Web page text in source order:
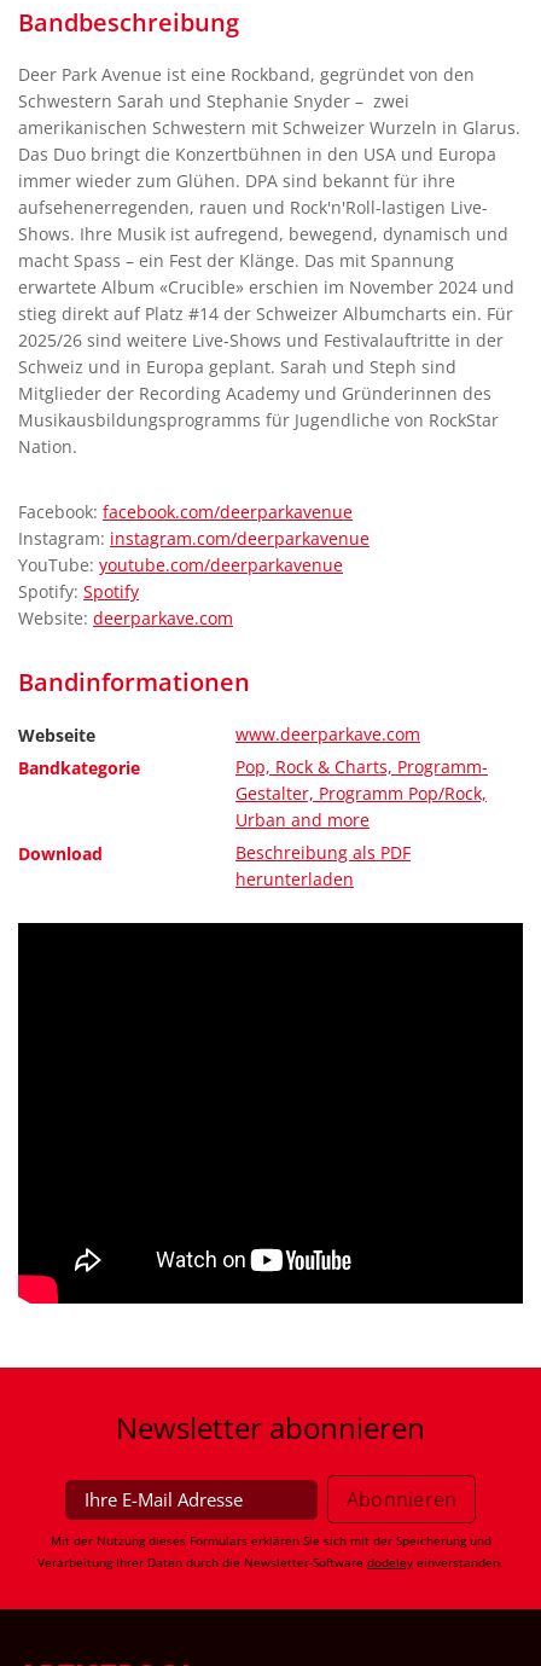
Bandbeschreibung
Deer Park Avenue ist eine Rockband, gegründet von den
Schwestern Sarah und Stephanie Snyder – zwei
amerikanischen Schwestern mit Schweizer Wurzeln in Glarus.
Das Duo bringt die Konzertbühnen in den USA und Europa
immer wieder zum Glühen. DPA sind bekannt für ihre
aufsehenerregenden, rauen und Rock'n'Roll-lastigen Live-
Shows. Ihre Musik ist aufregend, bewegend, dynamisch und
macht Spass – ein Fest der Klänge. Das mit Spannung
erwartete Album «Crucible» erschien im November 2024 und
stieg direkt auf Platz #14 der Schweizer Albumcharts ein. Für
2025/26 sind weitere Live-Shows und Festivalauftritte in der
Schweiz und in Europa geplant. Sarah und Steph sind
Mitglieder der Recording Academy und Gründerinnen des
Musikausbildungsprogramms für Jugendliche von RockStar
Nation.
Facebook: facebook.com/deerparkavenue
Instagram: instagram.com/deerparkavenue
YouTube: youtube.com/deerparkavenue
Spotify: Spotify
Website: deerparkave.com
Bandinformationen
Webseite
www.deerparkave.com
Bandkategorie
Pop, Rock & Charts, Programm-
Gestalter, Programm Pop/Rock,
Urban and more
Download
Beschreibung als PDF
herunterladen
Newsletter abonnieren
Mit der Nutzung dieses Formulars erklären Sie sich mit der Speicherung und
Verarbeitung Ihrer Daten durch die Newsletter-Software dodeley einverstanden.